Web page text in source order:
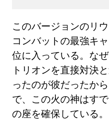
このバージョンのリ
コンバットの最強キ
位に入っている。な
トリオンを直接対決
ったのが彼だったか
で、この火の神はす
の座を確保している。